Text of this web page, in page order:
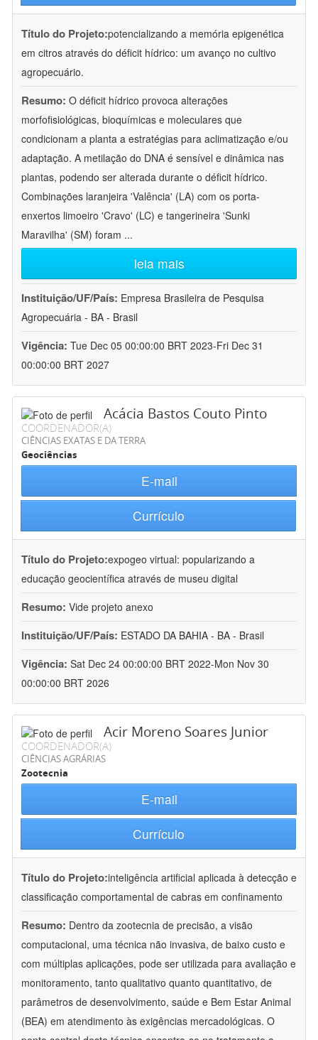
Título do Projeto:potencializando a memória epigenética
em citros através do déficit hídrico: um avanço no cultivo
agropecuário.
Resumo: O déficit hídrico provoca alterações
morfofisiológicas, bioquímicas e moleculares que
condicionam a planta a estratégias para aclimatização e/ou
adaptação. A metilação do DNA é sensível e dinâmica nas
plantas, podendo ser alterada durante o déficit hídrico.
Combinações laranjeira 'Valência' (LA) com os porta-
enxertos limoeiro 'Cravo' (LC) e tangerineira 'Sunki
Maravilha' (SM) foram ...
leia mais
Instituição/UF/País: Empresa Brasileira de Pesquisa
Agropecuária - BA - Brasil
Vigência: Tue Dec 05 00:00:00 BRT 2023-Fri Dec 31
00:00:00 BRT 2027
Acácia Bastos Couto Pinto
COORDENADOR(A)
CIÊNCIAS EXATAS E DA TERRA
Geociências
E-mail
Currículo
Título do Projeto:expogeo virtual: popularizando a
educação geocientífica através de museu digital
Resumo: Vide projeto anexo
Instituição/UF/País: ESTADO DA BAHIA - BA - Brasil
Vigência: Sat Dec 24 00:00:00 BRT 2022-Mon Nov 30
00:00:00 BRT 2026
Acir Moreno Soares Junior
COORDENADOR(A)
CIÊNCIAS AGRÁRIAS
Zootecnia
E-mail
Currículo
Título do Projeto:inteligência artificial aplicada à detecção e
classificação comportamental de cabras em confinamento
Resumo: Dentro da zootecnia de precisão, a visão
computacional, uma técnica não invasiva, de baixo custo e
com múltiplas aplicações, pode ser utilizada para avaliação e
monitoramento, tanto qualitativo quanto quantitativo, de
parâmetros de desenvolvimento, saúde e Bem Estar Animal
(BEA) em atendimento às exigências mercadológicas. O